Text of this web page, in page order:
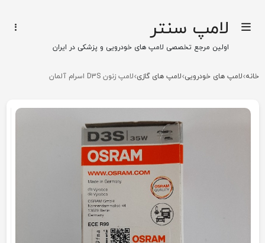
لامپ سنتر
اولین مرجع تخصصی لامپ های خودرویی و پزشکی در ایران
خانه لامپ های خودرویی لامپ های گازی لامپ زنون D3S اسرام آلمان